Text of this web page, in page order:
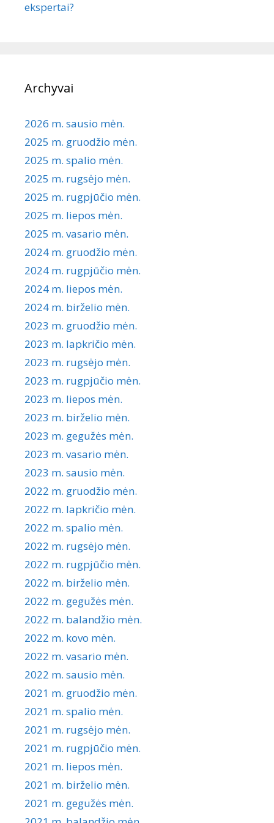
ekspertai?
Archyvai
2026 m. sausio mėn.
2025 m. gruodžio mėn.
2025 m. spalio mėn.
2025 m. rugsėjo mėn.
2025 m. rugpjūčio mėn.
2025 m. liepos mėn.
2025 m. vasario mėn.
2024 m. gruodžio mėn.
2024 m. rugpjūčio mėn.
2024 m. liepos mėn.
2024 m. birželio mėn.
2023 m. gruodžio mėn.
2023 m. lapkričio mėn.
2023 m. rugsėjo mėn.
2023 m. rugpjūčio mėn.
2023 m. liepos mėn.
2023 m. birželio mėn.
2023 m. gegužės mėn.
2023 m. vasario mėn.
2023 m. sausio mėn.
2022 m. gruodžio mėn.
2022 m. lapkričio mėn.
2022 m. spalio mėn.
2022 m. rugsėjo mėn.
2022 m. rugpjūčio mėn.
2022 m. birželio mėn.
2022 m. gegužės mėn.
2022 m. balandžio mėn.
2022 m. kovo mėn.
2022 m. vasario mėn.
2022 m. sausio mėn.
2021 m. gruodžio mėn.
2021 m. spalio mėn.
2021 m. rugsėjo mėn.
2021 m. rugpjūčio mėn.
2021 m. liepos mėn.
2021 m. birželio mėn.
2021 m. gegužės mėn.